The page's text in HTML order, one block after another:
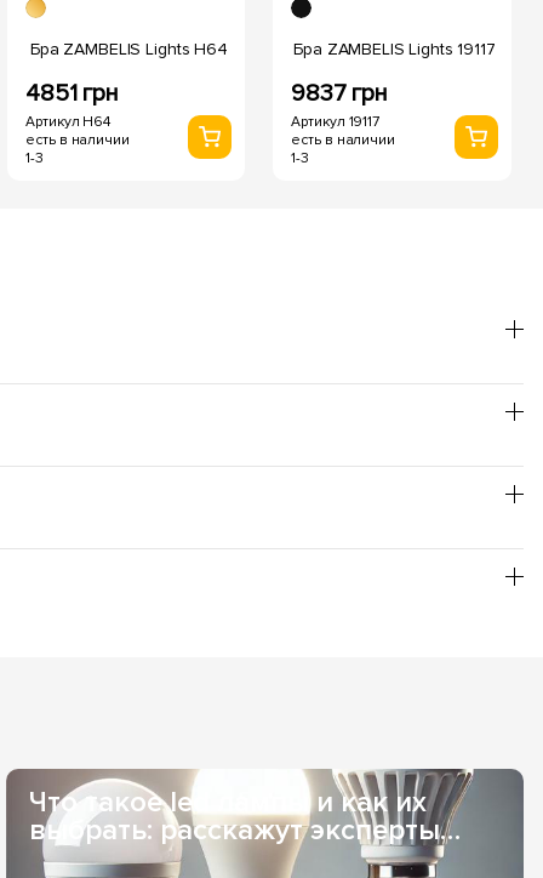
Бра ZAMBELIS Lights H64
4851 грн
Артикул H64
есть в наличии
1-3
Бра ZAMBELIS Lights 19117
9837 грн
Артикул 19117
есть в наличии
1-3
необходимый Вам оттенок свечения, из товарной
Что такое led лампы и как их
выбрать: расскажут эксперты
Elekomp..